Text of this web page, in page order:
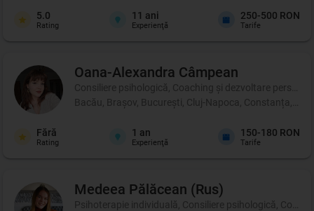
5.0
Rating
11 ani
Experienţă
250-500 RON
Tarife
Oana-Alexandra Câmpean
Consiliere psihologică, Coaching şi dezvoltare
Bacău, Brașov, București, Cluj-Napoca, Constanța,
Fără
Rating
1 an
Experienţă
150-180 RON
Tarife
Medeea Pălăcean (Rus)
Psihoterapie individuală, Consiliere psihologică,